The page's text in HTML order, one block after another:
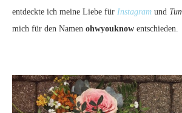
entdeckte ich meine Liebe für Instagram und
mich für den Namen ohwyouknow entschieden.